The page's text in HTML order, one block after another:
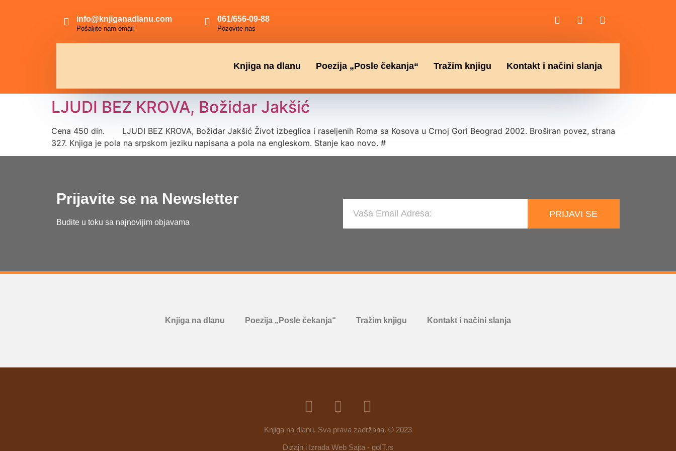
info@knjiganadlanu.com
Pošaljite nam email
061/656-09-88
Pozovite nas
Knjiga na dlanu Poezija „Posle čekanja“ Tražim knjigu Kontakt i načini slanja
LJUDI BEZ KROVA, Božidar Jakšić
Cena 450 din. LJUDI BEZ KROVA, Božidar Jakšić Život izbeglica i raseljenih Roma sa Kosova u Crnoj Gori Beograd 2002. Broširan povez, strana
327. Knjiga je pola na srpskom jeziku napisana a pola na engleskom. Stanje kao novo. #
Prijavite se na Newsletter
Budite u toku sa najnovijim objavama
PRIJAVI SE
Knjiga na dlanu Poezija „Posle čekanja“ Tražim knjigu Kontakt i načini slanja
Knjiga na dlanu. Sva prava zadržana. © 2023
Dizajn i Izrada Web Sajta - goIT.rs